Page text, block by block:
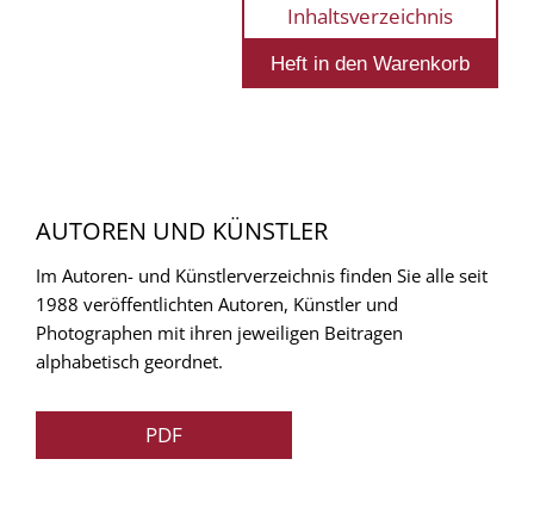
Inhaltsverzeichnis
AUTOREN UND KÜNSTLER
Im Autoren- und Künstlerverzeichnis finden Sie alle seit
1988 veröffentlichten Autoren, Künstler und
Photographen mit ihren jeweiligen Beitragen
alphabetisch geordnet.
PDF